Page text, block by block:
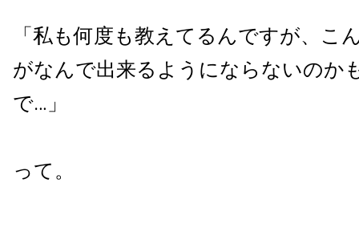
「私も何度も教えてるんですが、こ
がなんで出来るようにならないのか
で…」
って。